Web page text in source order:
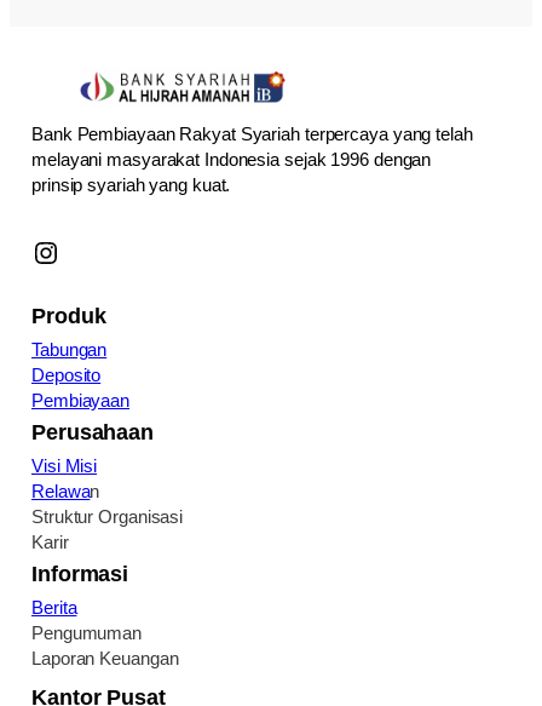
Bank Pembiayaan Rakyat Syariah terpercaya yang telah
melayani masyarakat Indonesia sejak 1996 dengan
prinsip syariah yang kuat.
Instagram
Produk
Tabungan
Deposito
Pembiayaan
Perusahaan
Visi Misi
Relawan
Struktur Organisasi
Karir
Informasi
Berita
Pengumuman
Laporan Keuangan
Kantor Pusat